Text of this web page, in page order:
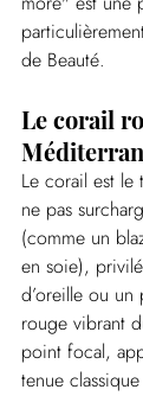
de Beauté.
Le corail
Le corail est le
ne pas
(comme un
en soie),
d’oreille ou
rouge vibrant
point focal,
tenue